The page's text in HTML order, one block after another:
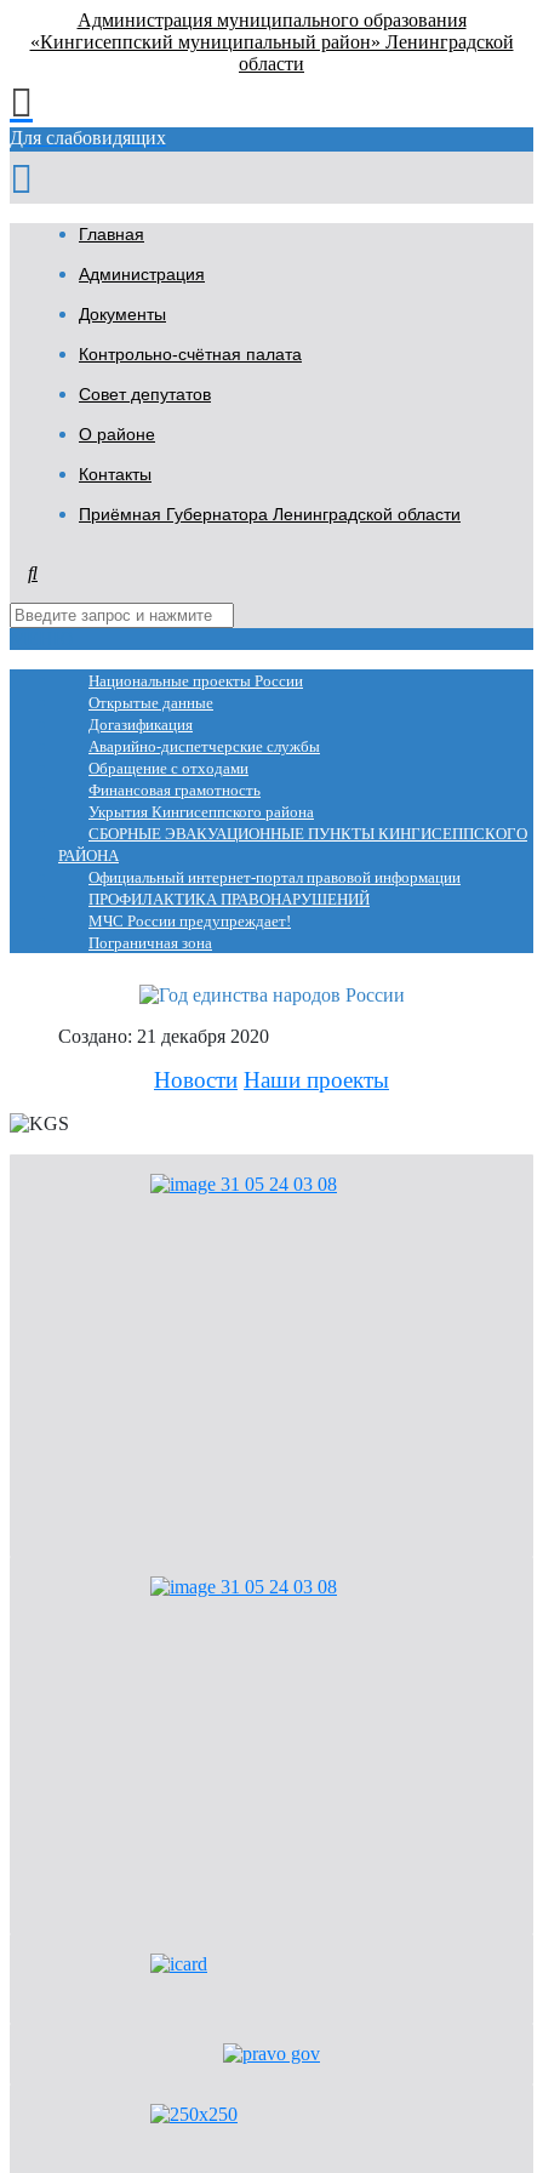
Администрация муниципального образования
«Кингисеппский муниципальный район» Ленинградской
области
Для слабовидящих
Главная
Администрация
Документы
Контрольно-счётная палата
Совет депутатов
О районе
Контакты
Приёмная Губернатора Ленинградской области
Национальные проекты России
Открытые данные
Догазификация
Аварийно-диспетчерские службы
Обращение с отходами
Финансовая грамотность
Укрытия Кингисеппского района
СБОРНЫЕ ЭВАКУАЦИОННЫЕ ПУНКТЫ КИНГИСЕППСКОГО
РАЙОНА
Официальный интернет-портал правовой информации
ПРОФИЛАКТИКА ПРАВОНАРУШЕНИЙ
МЧС России предупреждает!
Пограничная зона
Создано: 21 декабря 2020
Новости Наши проекты